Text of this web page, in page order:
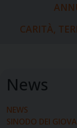
CARITÀ,
NEWS
SINODO DEI